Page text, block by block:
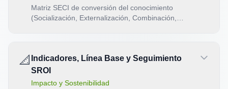
Matriz SECI de conversión del conocimiento
(Socialización, Externalización, Combinación,
📐 Indicadores, Línea Base y Seguimiento
SROI
Impacto y Sostenibilidad